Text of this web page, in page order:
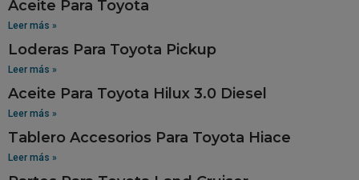
Aceite Para Toyota
Leer más »
Loderas Para Toyota Pickup
Leer más »
Aceite Para Toyota Hilux 3.0 Diesel
Leer más »
Tablero Accesorios Para Toyota Hiace
Leer más »